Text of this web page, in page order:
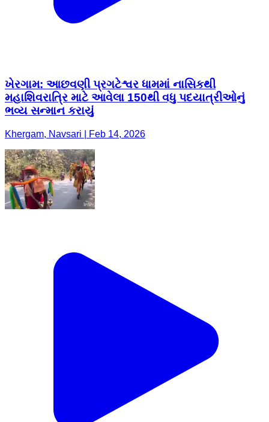
ખેરગામ: આછવણી પ્રગટેશ્વર ધામમાં નાસિકથી
મહાશિવરાત્રિ માટે આવેલા 150થી વધુ પદયાત્રીઓનું
ભવ્ય સન્માન કરાયું
Khergam, Navsari | Feb 14, 2026